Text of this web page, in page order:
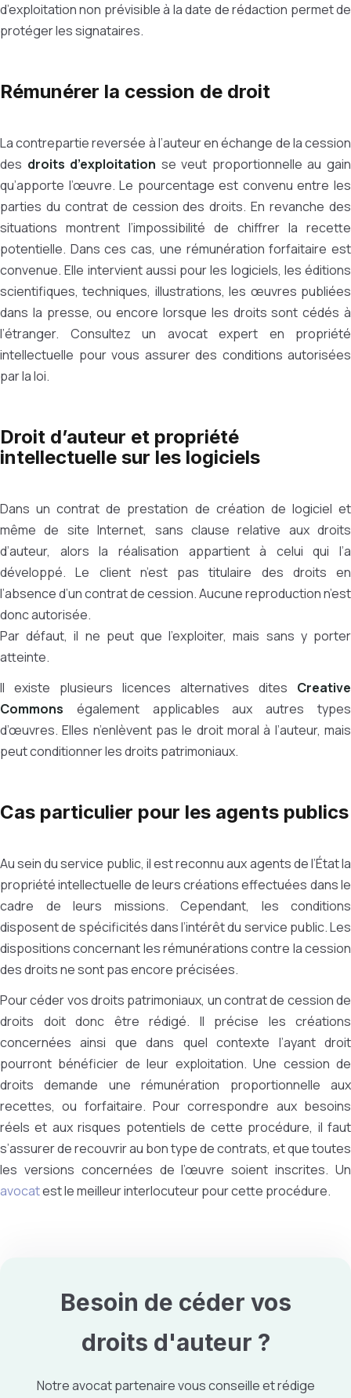
d’exploitation non prévisible à la date de rédaction permet de
protéger les signataires.
Rémunérer la cession de droit
La contrepartie reversée à l’auteur en échange de la cession
des droits d’exploitation se veut proportionnelle au gain
qu’apporte l’œuvre. Le pourcentage est convenu entre les
parties du contrat de cession des droits. En revanche des
situations montrent l’impossibilité de chiffrer la recette
potentielle. Dans ces cas, une rémunération forfaitaire est
convenue. Elle intervient aussi pour les logiciels, les éditions
scientifiques, techniques, illustrations, les œuvres publiées
dans la presse, ou encore lorsque les droits sont cédés à
l’étranger. Consultez un avocat expert en propriété
intellectuelle pour vous assurer des conditions autorisées
par la loi.
Droit d’auteur et propriété
intellectuelle sur les logiciels
Dans un contrat de prestation de création de logiciel et
même de site Internet, sans clause relative aux droits
d’auteur, alors la réalisation appartient à celui qui l’a
développé. Le client n’est pas titulaire des droits en
l’absence d’un contrat de cession. Aucune reproduction n’est
donc autorisée.
Par défaut, il ne peut que l’exploiter, mais sans y porter
atteinte.
Il existe plusieurs licences alternatives dites Creative
Commons également applicables aux autres types
d’œuvres. Elles n’enlèvent pas le droit moral à l’auteur, mais
peut conditionner les droits patrimoniaux.
Cas particulier pour les agents publics
Au sein du service public, il est reconnu aux agents de l’État la
propriété intellectuelle de leurs créations effectuées dans le
cadre de leurs missions. Cependant, les conditions
disposent de spécificités dans l’intérêt du service public. Les
dispositions concernant les rémunérations contre la cession
des droits ne sont pas encore précisées.
Pour céder vos droits patrimoniaux, un contrat de cession de
droits doit donc être rédigé. Il précise les créations
concernées ainsi que dans quel contexte l’ayant droit
pourront bénéficier de leur exploitation. Une cession de
droits demande une rémunération proportionnelle aux
recettes, ou forfaitaire. Pour correspondre aux besoins
réels et aux risques potentiels de cette procédure, il faut
s’assurer de recouvrir au bon type de contrats, et que toutes
les versions concernées de l’œuvre soient inscrites. Un
avocatest le meilleur interlocuteur pour cette procédure.
Besoin de céder vos
droits d'auteur ?
Notre avocat partenaire vous conseille et rédige